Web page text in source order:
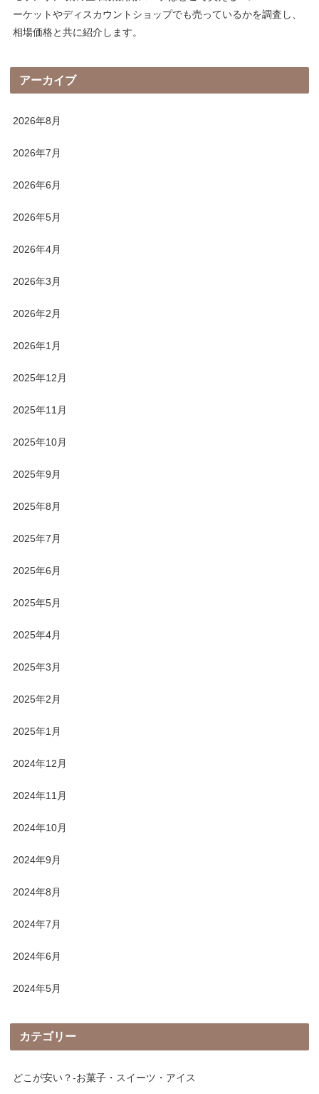
ーケットやディスカウントショップでも売っているかを調査し、
相場価格と共に紹介します。
アーカイブ
2026年8月
2026年7月
2026年6月
2026年5月
2026年4月
2026年3月
2026年2月
2026年1月
2025年12月
2025年11月
2025年10月
2025年9月
2025年8月
2025年7月
2025年6月
2025年5月
2025年4月
2025年3月
2025年2月
2025年1月
2024年12月
2024年11月
2024年10月
2024年9月
2024年8月
2024年7月
2024年6月
2024年5月
カテゴリー
どこが安い？-お菓子・スイーツ・アイス